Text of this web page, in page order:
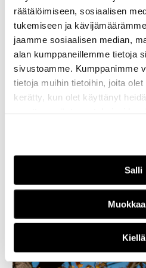
räätälöimiseen, sosiaalisen
tukemiseen ja
jaamme sosiaalisen median,
alan kumppaneillemme tietoja
sivustoamme. Kumppanimme
tietoja muihin tietoihin, joita
kerätty, kun olet käyttänyt
Salli
Muokkaa
Kiellä
Sinisorsilla on ympärivuotisesti
stadionin kupeessa. Kuva: Ida-